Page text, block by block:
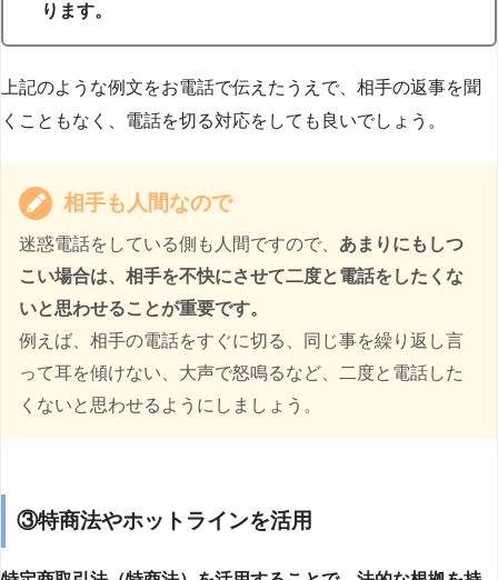
ります。
上記のような例文をお電話で伝えたうえで、相手の返事を聞
くこともなく、電話を切る対応をしても良いでしょう。
相手も人間なので
迷惑電話をしている側も人間ですので、 あまりにもしつ
こい場合は、相手を不快にさせて二度と電話をしたくな
いと思わせることが重要です。
例えば、相手の電話をすぐに切る、同じ事を繰り返し言
って耳を傾けない、大声で怒鳴るなど、二度と電話した
くないと思わせるようにしましょう。
③特商法やホットラインを活用